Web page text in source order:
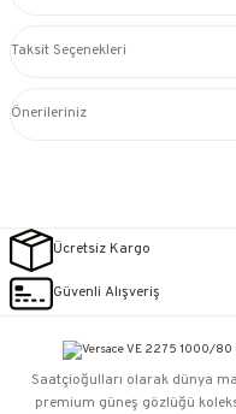
Taksit Seçenekleri
Önerileriniz
Ücretsiz Kargo
Güvenli Alışveriş
Saatçioğulları⁠ olarak dünya
premium güneş gözlüğü